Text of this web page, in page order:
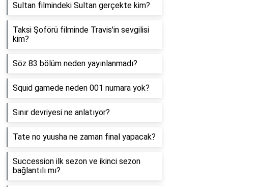
Sultan filmindeki Sultan gerçekte kim?
Taksi Şoförü filminde Travis'in sevgilisi
kim?
Söz 83 bölüm neden yayınlanmadı?
Squid gamede neden 001 numara yok?
Sınır devriyesi ne anlatıyor?
Tate no yuusha ne zaman final yapacak?
Succession ilk sezon ve ikinci sezon
bağlantılı mı?